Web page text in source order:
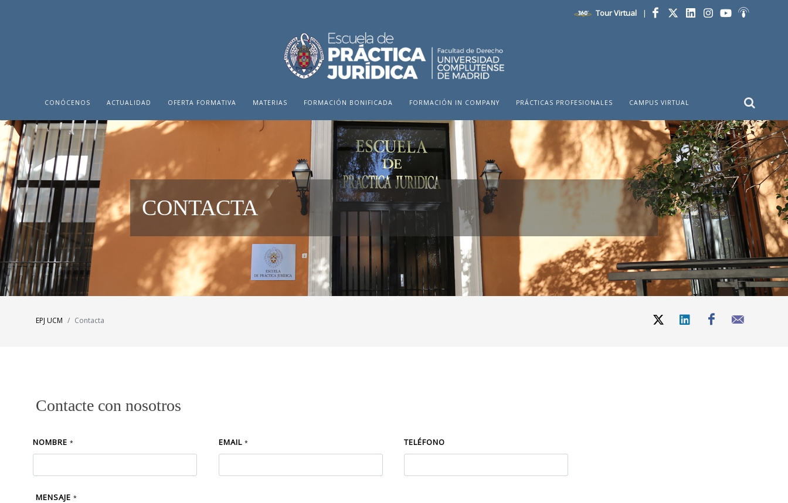
Tour Virtual |
CONÓCENOS ACTUALIDAD OFERTA FORMATIVA MATERIAS FORMACIÓN BONIFICADA FORMACIÓN IN COMPANY PRÁCTICAS PROFESIONALES CAMPUS VIRTUAL
CONTACTA
EPJ UCM Contacta
Contacte con nosotros
NOMBRE * EMAIL * TELÉFONO
MENSAJE *